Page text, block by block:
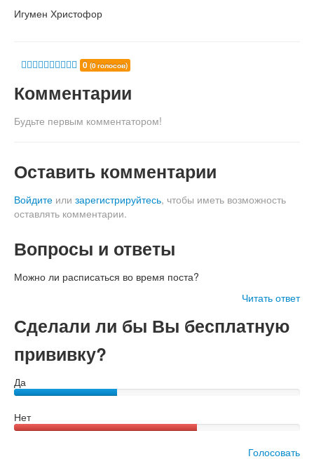
Игумен Христофор
0 (0 голосов)
Комментарии
Будьте первым комментатором!
Оставить комментарии
Войдите или зарегистрируйтесь, чтобы иметь возможность
оставлять комментарии.
Вопросы и ответы
Можно ли расписаться во время поста?
Читать ответ
Сделали ли бы Вы бесплатную
прививку?
Да
Нет
Голосовать